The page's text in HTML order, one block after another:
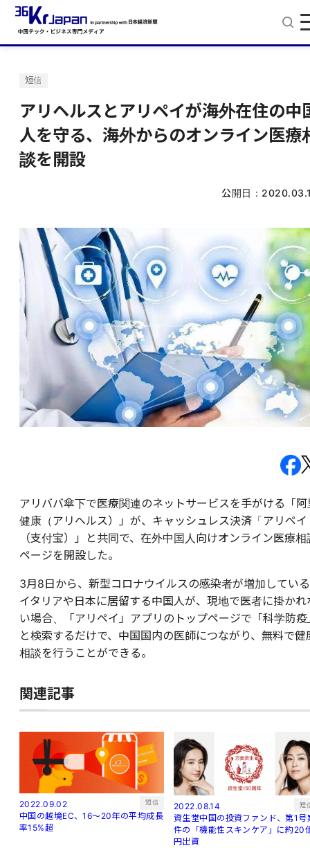
短信
アリヘルスとアリペイが海外在住の中
人を守る、海外からのオンライン医療
談を開設
公開日：
アリババ傘下で医療関連のネットサービスを手がける「阿
健康（アリヘルス）」が、キャッシュレス決済「アリペイ
（支付宝）」と共同で、在外中国人向けオンライン医療相
ページを開設した。
3月8日から、新型コロナウイルスの感染者が増加している
イタリアや日本に居留する中国人が、現地で医者に掛かれ
い場合、「アリペイ」アプリのトップページで「科学防疫
と検索するだけで、中国国内の医師につながり、無料で健
相談を行うことができる。
関連記事
2022.09.02 短信
中国の越境EC、16～20年の平均成長
率15%超
2022.08.14 短
資生堂中国の投資ファンド、第1号
件の「機能性スキンケア」に約20
円出資